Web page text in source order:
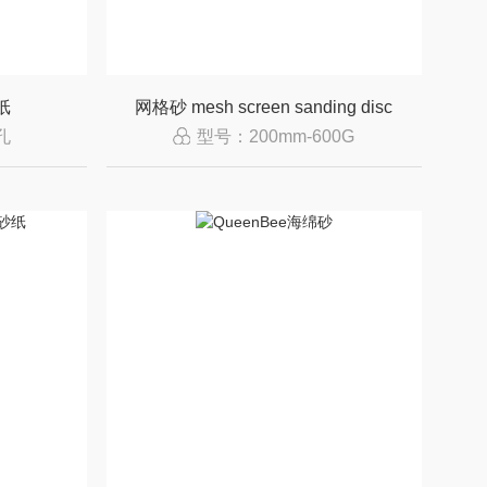
网格砂 mesh screen sanding disc
型号：200mm-600G